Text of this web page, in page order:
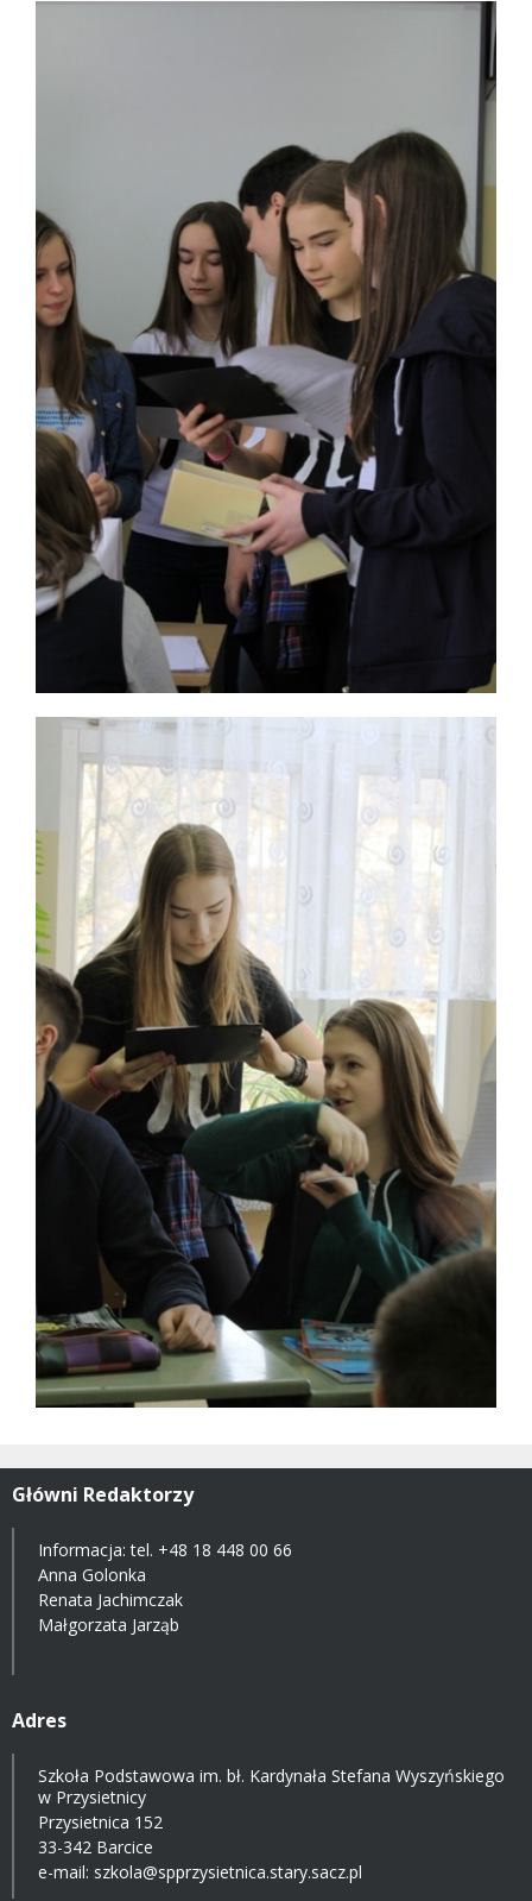
Główni Redaktorzy
Informacja: tel. +48 18 448 00 66
Anna Golonka
Renata Jachimczak
Małgorzata Jarząb
Adres
Szkoła Podstawowa im. bł. Kardynała Stefana Wyszyńskiego
w Przysietnicy
Przysietnica 152
33-342 Barcice
e-mail: szkola@spprzysietnica.stary.sacz.pl